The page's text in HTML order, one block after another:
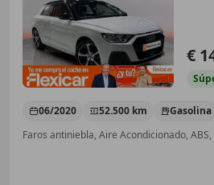
€
06/2020 52.500 km Gasolina